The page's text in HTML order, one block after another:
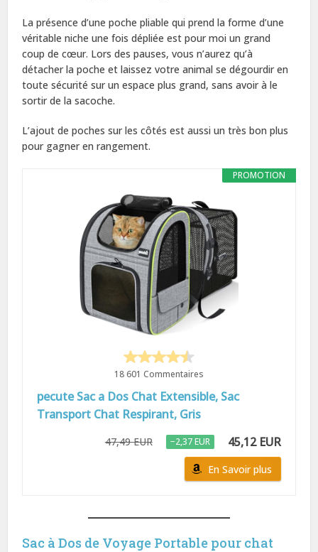
La présence d’une poche pliable qui prend la forme d’une
véritable niche une fois dépliée est pour moi un grand
coup de cœur. Lors des pauses, vous n’aurez qu’à
détacher la poche et laissez votre animal se dégourdir en
toute sécurité sur un espace plus grand, sans avoir à le
sortir de la sacoche.
L’ajout de poches sur les côtés est aussi un très bon plus
pour gagner en rangement.
PROMOTION
18 601 Commentaires
pecute Sac a Dos Chat Extensible, Sac
Transport Chat Respirant, Gris
47,49 EUR −2,37 EUR 45,12 EUR
En Savoir plus
Sac à Dos de Voyage Portable pour chat